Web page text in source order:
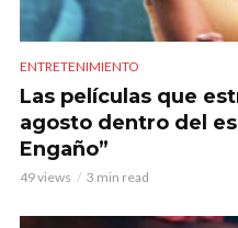
ENTRETENIMIENTO
Las películas que
agosto dentro del
Engaño”
49 views 3 min read